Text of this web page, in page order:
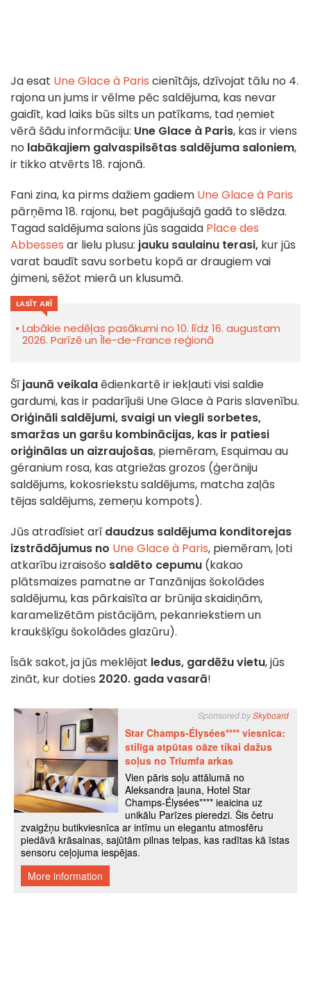
Ja esat Une Glace à Paris cienītājs, dzīvojat tālu no 4.
rajona un jums ir vēlme pēc saldējuma, kas nevar
gaidīt, kad laiks būs silts un patīkams, tad ņemiet
vērā šādu informāciju: Une Glace à Paris, kas ir viens
no labākajiem galvaspilsētas saldējuma saloniem,
ir tikko atvērts 18. rajonā.
Fani zina, ka pirms dažiem gadiem Une Glace à Paris
pārņēma 18. rajonu, bet pagājušajā gadā to slēdza.
Tagad saldējuma salons jūs sagaida Place des
Abbesses ar lielu plusu: jauku saulainu terasi, kur jūs
varat baudīt savu sorbetu kopā ar draugiem vai
ģimeni, sēžot mierā un klusumā.
LASĪT ARĪ
Labākie nedēļas pasākumi no 10. līdz 16. augustam
2026. Parīzē un Île-de-France reģionā
Šījaunā veikalaēdienkartē ir iekļauti visi saldie
gardumi, kas ir padarījuši Une Glace à Paris slavenību.
Oriģināli saldējumi, svaigi un viegli sorbetes,
smaržas un garšu kombinācijas, kas ir patiesi
oriģinālas un aizraujošas, piemēram, Esquimau au
géranium rosa, kas atgriežas grozos (ģerāniju
saldējums, kokosriekstu saldējums, matcha zaļās
tējas saldējums, zemeņu kompots).
Jūs atradīsiet arīdaudzus saldējuma konditorejas
izstrādājumus no Une Glace à Paris, piemēram, ļoti
atkarību izraisošo saldēto cepumu (kakao
plātsmaizes pamatne ar Tanzānijas šokolādes
saldējumu, kas pārkaisīta ar brūnija skaidiņām,
karamelizētām pistācijām, pekanriekstiem un
kraukšķīgu šokolādes glazūru).
Īsāk sakot, ja jūs meklējat ledus, gardēžu vietu, jūs
zināt, kur doties 2020. gada vasarā!